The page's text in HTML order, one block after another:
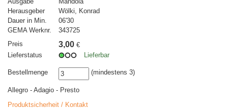
Herausgeber
Wölki, Konrad
Dauer in Min.
06'30
GEMA Werknr.
343725
Preis
3,00 €
Lieferstatus
Lieferbar
Bestellmenge (mindestens 3)
Allegro - Adagio - Presto
Produktsicherheit / Kontakt